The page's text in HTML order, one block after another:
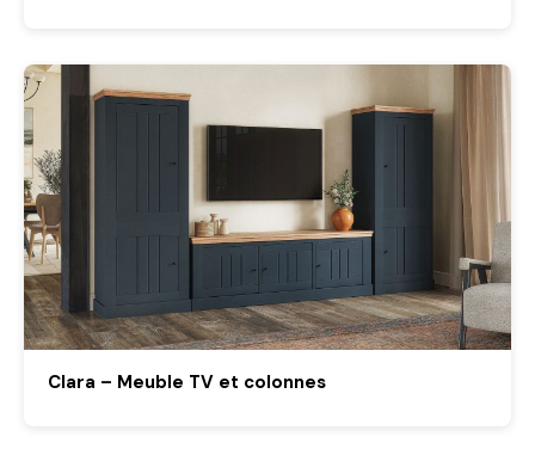
Clara – Meuble TV et colonnes